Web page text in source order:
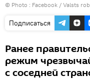
© Photo : Facebook / Valsts
Подписаться
Ранее
режим
с соседней